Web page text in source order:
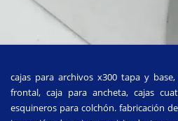
cajas para archivos x300 tapa y
frontal, caja para ancheta, cajas
esquineros para colchón. fabricación